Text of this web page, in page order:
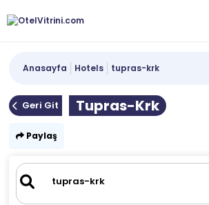
Anasayfa Hotels tupras-krk
Geri Git Tupras-Krk
Paylaş